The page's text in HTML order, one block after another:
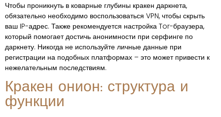
Чтобы проникнуть в коварные глубины кракен даркнета,
обязательно необходимо воспользоваться VPN, чтобы скрыть
ваш IP-адрес. Также рекомендуется настройка Tor-браузера,
который помогает достичь анонимности при серфинге по
даркнету. Никогда не используйте личные данные при
регистрации на подобных платформах – это может привести к
нежелательным последствиям.
Кракен онион: структура и
функции